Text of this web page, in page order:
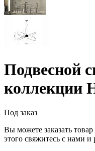
Подвесной
коллекции
Под заказ
Вы можете заказать
этого свяжитесь с нами и